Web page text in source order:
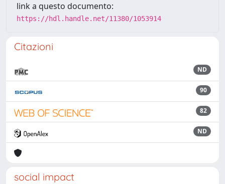
link a questo documento:
https://hdl.handle.net/11380/1053914
Citazioni
ND
90
82
ND
social impact